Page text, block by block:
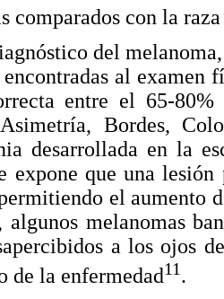
comparados con la
del
encontradas al
entre el 65-80%
Bordes,
desarrollada en la
expone que una
el aumento
algunos melanomas
a los ojos
de la enfermedad11.